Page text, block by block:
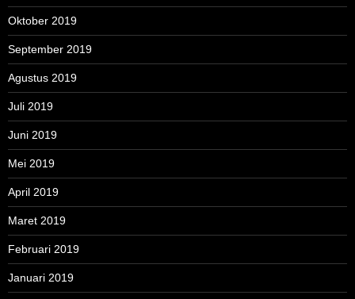
Oktober 2019
September 2019
Agustus 2019
Juli 2019
Juni 2019
Mei 2019
April 2019
Maret 2019
Februari 2019
Januari 2019